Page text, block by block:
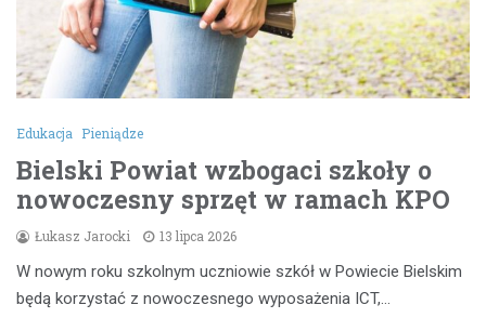
Edukacja Pieniądze
Bielski Powiat wzbogaci szkoły o
nowoczesny sprzęt w ramach KPO
Łukasz Jarocki 13 lipca 2026
W nowym roku szkolnym uczniowie szkół w Powiecie Bielskim
będą korzystać z nowoczesnego wyposażenia ICT,…